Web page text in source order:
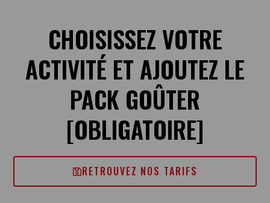
CHOISISSEZ VOTRE
ACTIVITÉ ET AJOUTEZ LE
PACK GOÛTER
[OBLIGATOIRE]
RETROUVEZ NOS TARIFS